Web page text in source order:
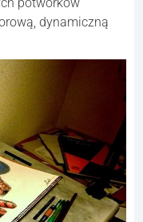
potworków
dynamiczną